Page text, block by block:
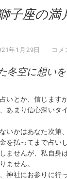
子座の満
年1月29日 コメ
冬空に想いを
いとか、信じます
あまり信心深いタ
いかはあなた次第
を払ってまで占い
ませんが、私自身
ません。
神社にお参りに行